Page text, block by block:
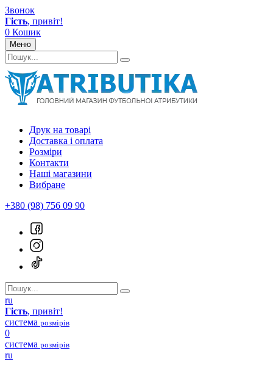
Звонок
Гість, привіт!
0 Кошик
Меню
Друк на товарі
Доставка і оплата
Розміри
Контакти
Наші магазини
Вибране
+380 (98) 756 09 90
ru
Гість, привіт!
система розмірів
0
система розмірів
ru